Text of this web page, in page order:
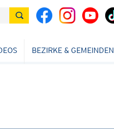
BEZIRKE & GEMEINDEN